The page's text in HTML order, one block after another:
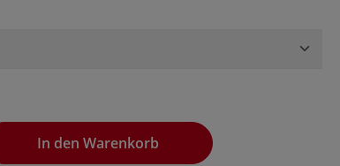
Wert ein oder benutze die Schaltflächen, um
In den Warenkorb